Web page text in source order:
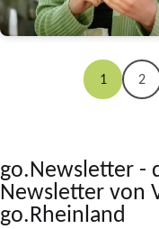
1 2
go.Newsletter -
Newsletter von
go.Rheinland